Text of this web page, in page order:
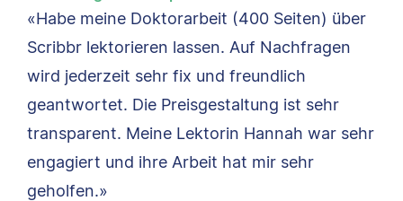
«Habe meine Doktorarbeit (400 Seiten) über
Scribbr lektorieren lassen. Auf Nachfragen
wird jederzeit sehr fix und freundlich
geantwortet. Die Preisgestaltung ist sehr
transparent. Meine Lektorin Hannah war sehr
engagiert und ihre Arbeit hat mir sehr
geholfen.»